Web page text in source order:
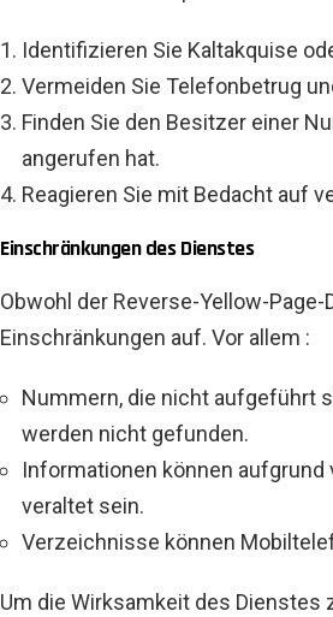
Identifizieren Sie Kaltakquise
Vermeiden Sie Telefonbetrug
Finden Sie den Besitzer einer
angerufen hat.
Reagieren Sie mit Bedacht auf
Einschränkungen des Dienstes
Obwohl der Reverse-Yellow-
Einschränkungen auf. Vor allem :
Nummern, die nicht aufgeführt
werden nicht gefunden.
Informationen können aufgrund
veraltet sein.
Verzeichnisse können
Um die Wirksamkeit des